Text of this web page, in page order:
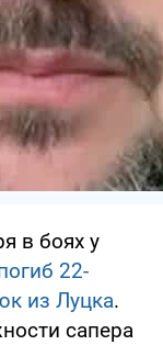
в боях у
22-
из Луцка.
сапера